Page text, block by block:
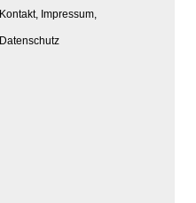
Kontakt, Impressum,
Datenschutz